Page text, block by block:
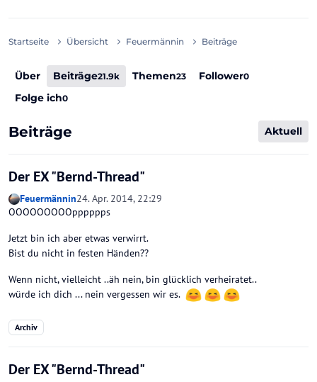
Startseite Übersicht Feuermännin Beiträge
Über Beiträge21.9k Themen23 Follower0
Folge ich0
Beiträge Aktuell
Der EX "Bernd-Thread"
Feuermännin24. Apr. 2014, 22:29
OOOOOOOOOpppppps
Jetzt bin ich aber etwas verwirrt.
Bist du nicht in festen Händen??
Wenn nicht, vielleicht ..äh nein, bin glücklich verheiratet..
würde ich dich ... nein vergessen wir es.
Archiv
Der EX "Bernd-Thread"